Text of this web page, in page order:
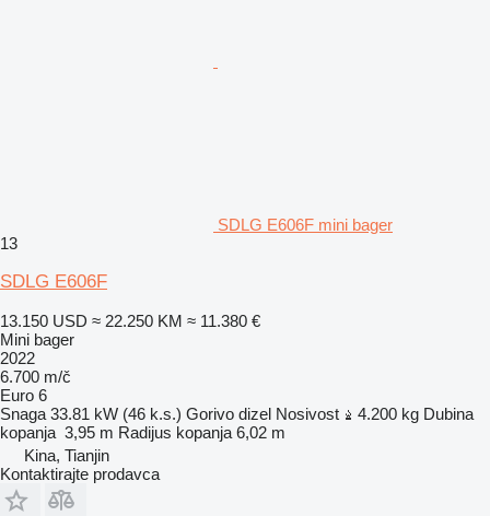
SDLG E606F mini bager
13
SDLG E606F
13.150 USD ≈ 22.250 KM ≈ 11.380 €
Mini bager
2022
6.700 m/č
Euro 6
Snaga 33.81 kW (46 k.s.) Gorivo dizel Nosivost 4.200 kg Dubina
kopanja 3,95 m Radijus kopanja 6,02 m
Kina, Tianjin
Kontaktirajte prodavca